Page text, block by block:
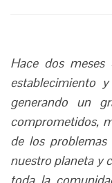
Hace dos
establecimiento
generando un
comprometidos,
de los
nuestro planeta y